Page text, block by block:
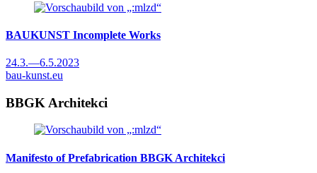
BAUKUNST Incomplete Works
24.3.—6.5.2023
bau-kunst.eu
BBGK Architekci
Manifesto of Prefabrication BBGK Architekci